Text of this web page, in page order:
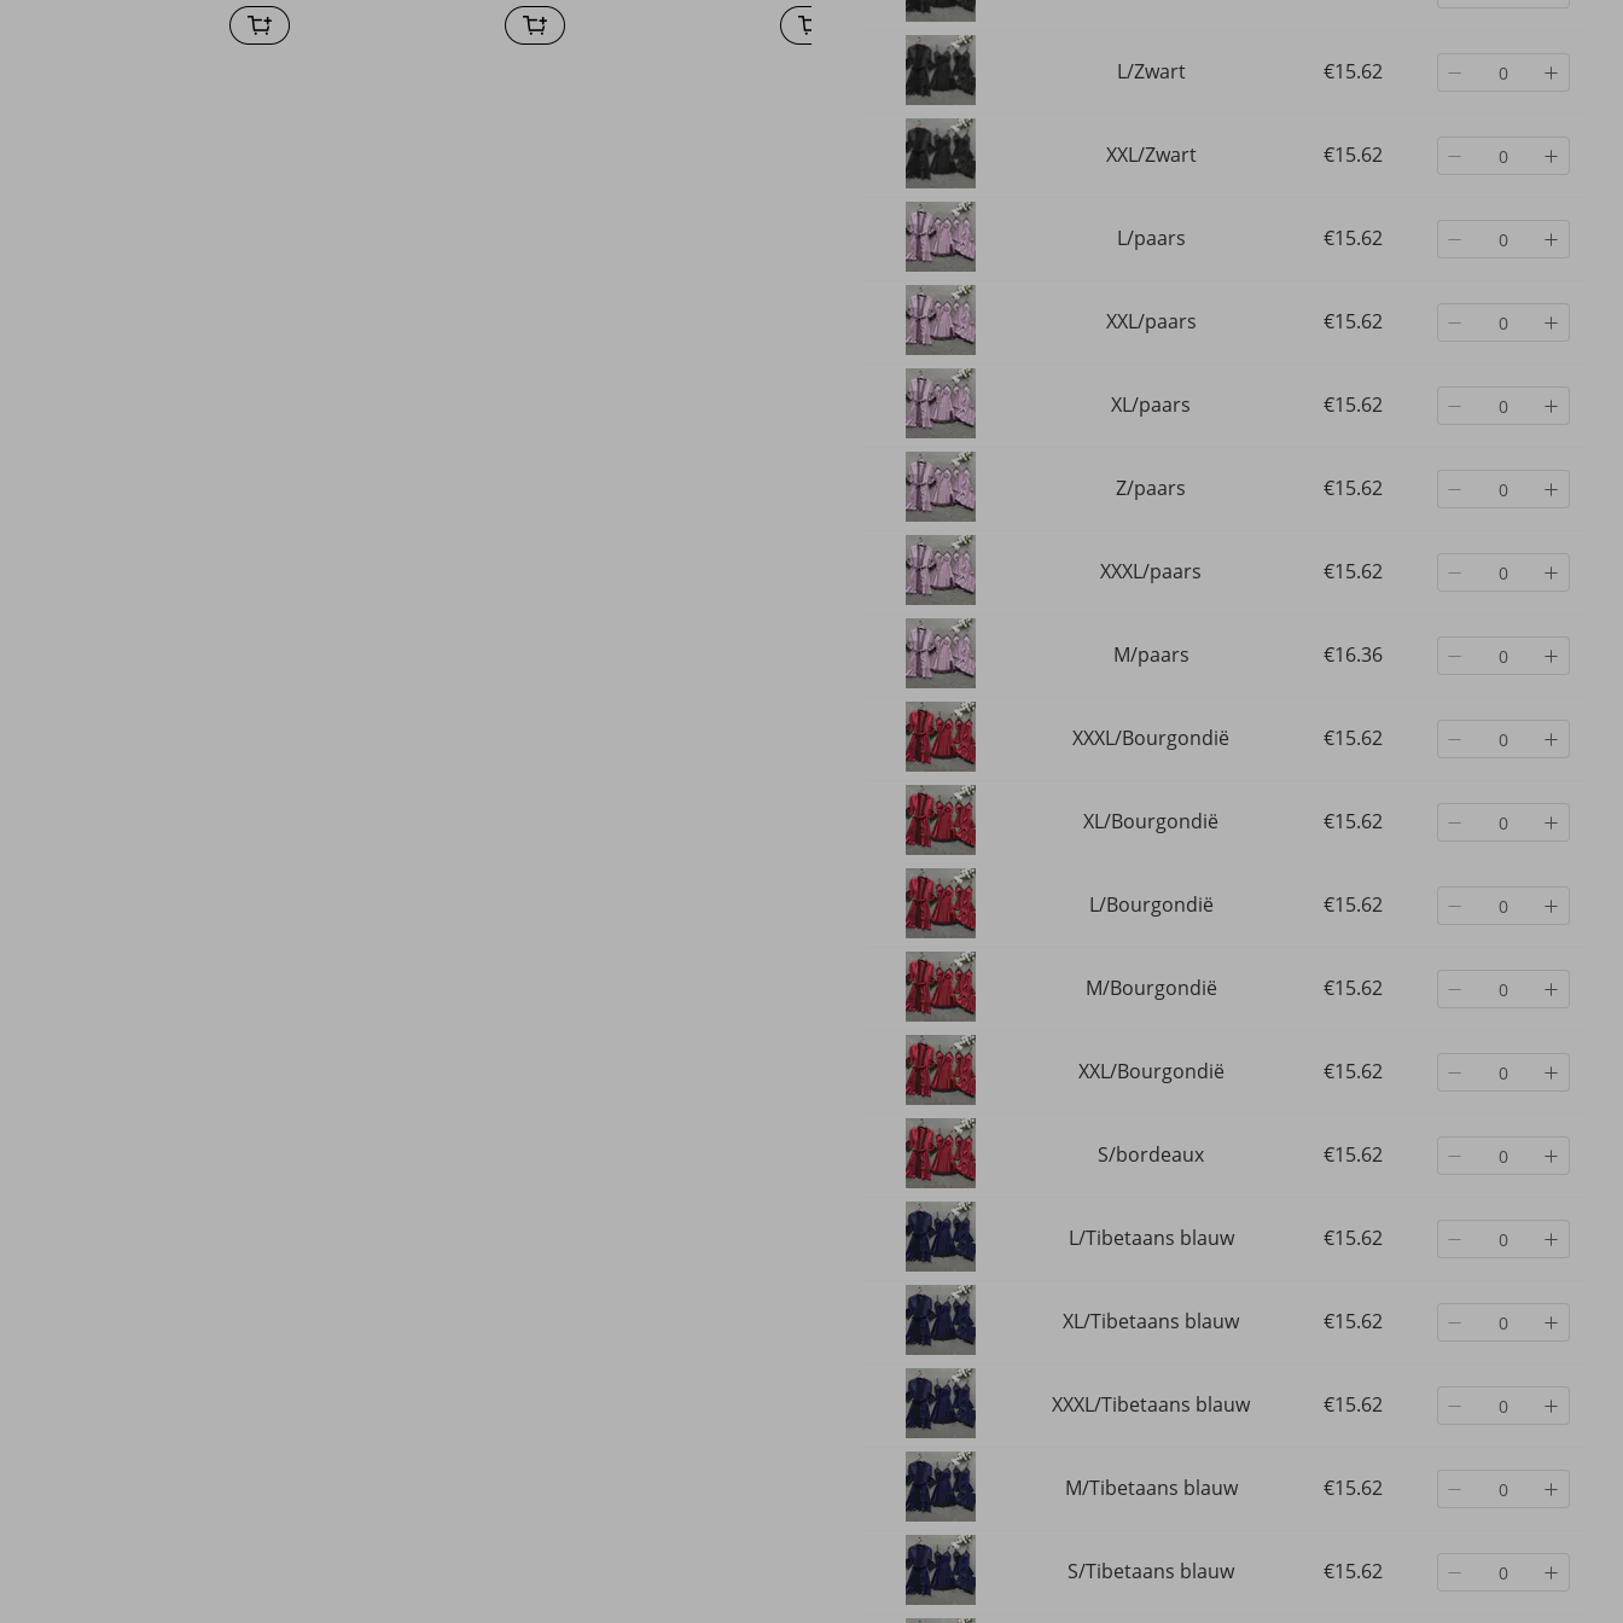
L/Zwart €15.62
XXL/Zwart €15.62
L/paars €15.62
XXL/paars €15.62
XL/paars €15.62
Z/paars €15.62
XXXL/paars €15.62
M/paars €16.36
XXXL/Bourgondië €15.62
XL/Bourgondië €15.62
L/Bourgondië €15.62
M/Bourgondië €15.62
XXL/Bourgondië €15.62
S/bordeaux €15.62
L/Tibetaans blauw €15.62
XL/Tibetaans blauw €15.62
XXXL/Tibetaans blauw €15.62
M/Tibetaans blauw €15.62
S/Tibetaans blauw €15.62